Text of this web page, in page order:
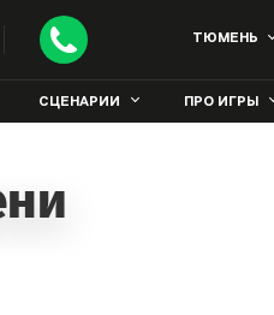
ТЮМЕНЬ
СЦЕНАРИИ ПРО ИГРЫ